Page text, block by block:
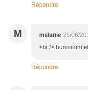
Répondre
M melanie 25/06/
<br />
Répondre